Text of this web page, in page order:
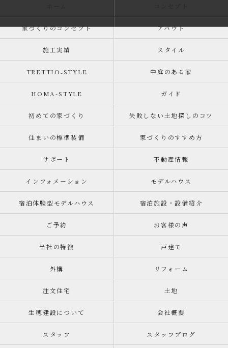
家づくりのコンセプト アバウト
施工実績 スタイル
TRETTIO₋STYLE 中庭のある家
HOMA-STYLE ガイド
初めての家づくり 失敗しない土地探しのコツ
住まいの標準装備 家づくりのすすめ方
サポート 不動産情報
インフォメーション モデルハウス
宿泊体験型モデルハウス 宿泊施設・設備紹介
ご予約 お客様の声
当社の特徴 戸建て
外構 リフォーム
注文住宅 土地
生穂建設について 会社概要
スタッフ スタッフブログ